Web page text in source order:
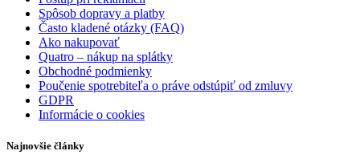
Spôsob dopravy a platby
Často kladené otázky (FAQ)
Ako nakupovať
Quatro – nákup na splátky
Obchodné podmienky
Poučenie spotrebiteľa o práve odstúpiť od zmluvy
GDPR
Informácie o cookies
Najnovšie články